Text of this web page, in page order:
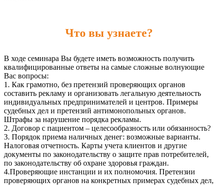
Что вы узнаете?
В ходе семинара Вы будете иметь возможность получить
квалифицированные ответы на самые сложные волнующие
Вас вопросы:
1. Как грамотно, без претензий проверяющих органов
составить рекламу и организовать легальную деятельность
индивидуальных предпринимателей и центров. Примеры
судебных дел и претензий антимонопольных органов.
Штрафы за нарушение порядка рекламы.
2. Договор с пациентом – целесообразность или обязанность?
3. Порядок приема наличных денег: возможные варианты.
Налоговая отчетность. Карты учета клиентов и другие
документы по законодательству о защите прав потребителей,
по законодательству об охране здоровья граждан.
4.Проверяющие инстанции и их полномочия. Претензии
проверяющих органов на конкретных примерах судебных дел,